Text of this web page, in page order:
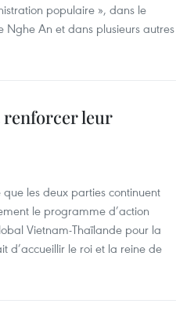
populaire », dans le
Nghe An et dans plusieurs autres
renforcer leur
les deux parties continuent
le programme d’action
Vietnam-Thaïlande pour la
d’accueillir le roi et la reine de